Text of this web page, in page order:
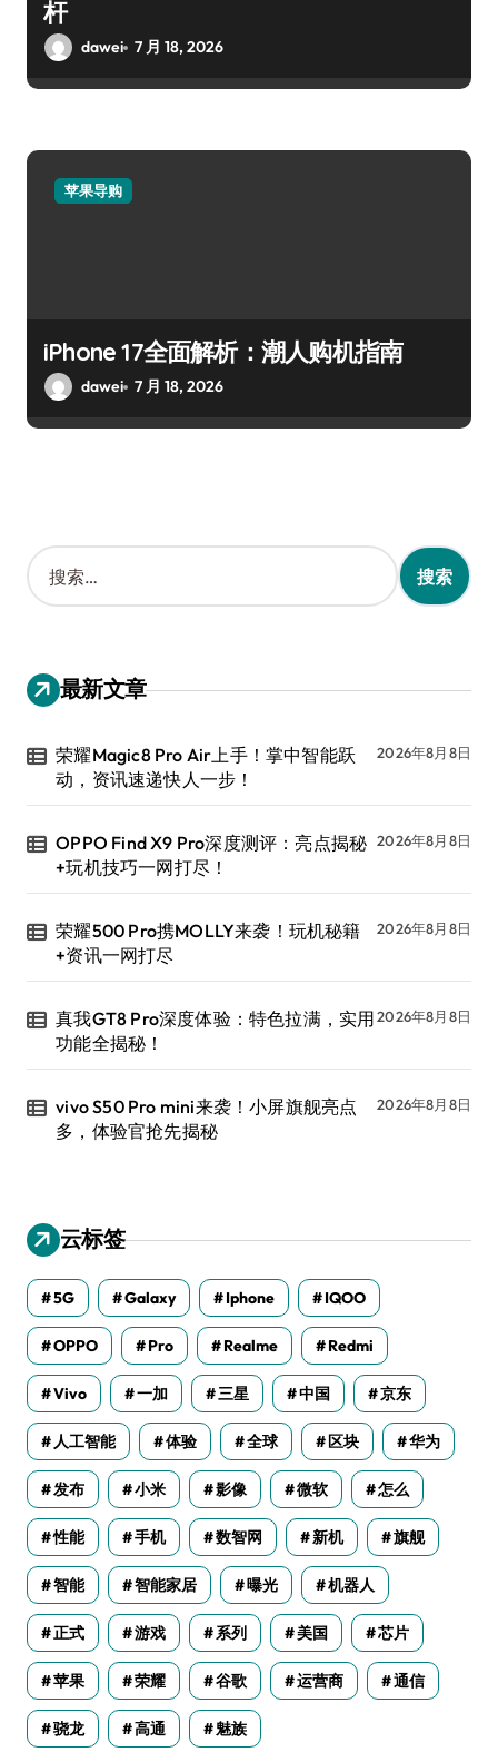
杆
dawei 7 月 18, 2026
苹果导购
iPhone 17全面解析：潮人购机指南
dawei 7 月 18, 2026
搜
索
：
最新文章
荣耀Magic8 Pro Air上手！掌中智能跃
动，资讯速递快人一步！
2026年8月8日
OPPO Find X9 Pro深度测评：亮点揭秘
+玩机技巧一网打尽！
2026年8月8日
荣耀500 Pro携MOLLY来袭！玩机秘籍
+资讯一网打尽
2026年8月8日
真我GT8 Pro深度体验：特色拉满，实用
功能全揭秘！
2026年8月8日
vivo S50 Pro mini来袭！小屏旗舰亮点
多，体验官抢先揭秘
2026年8月8日
云标签
5G Galaxy Iphone IQOO
OPPO Pro Realme Redmi
Vivo 一加 三星 中国 京东
人工智能 体验 全球 区块 华为
发布 小米 影像 微软 怎么
性能 手机 数智网 新机 旗舰
智能 智能家居 曝光 机器人
正式 游戏 系列 美国 芯片
苹果 荣耀 谷歌 运营商 通信
骁龙 高通 魅族